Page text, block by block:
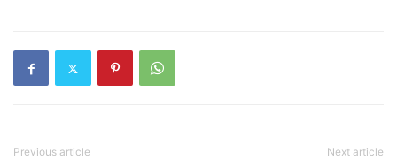
Previous article Next article